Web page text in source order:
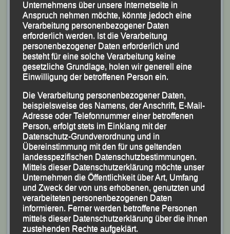
gestellter Frank Schneider mit neuer persönlicher
Bestzeit von 32:15,32 Minuten Rang Sieben bei den
Süddeutschen und den Bayerischen Meisterschaften.
LG-Trainer Mario Bernhardt, erstmals wieder bei
Bahnmeisterschaften am Start belegte mit seiner
Endzeit von 35:56,97 Minuten letztlich Rang Neun bei
der Süddeutschen.
Unternehmens über unsere Internetseite in
Anspruch nehmen möchte, könnte jedoch eine
Verarbeitung personenbezogener Daten
erforderlich werden. Ist die Verarbeitung
personenbezogener Daten erforderlich und
besteht für eine solche Verarbeitung keine
gesetzliche Grundlage, holen wir generell eine
Einwilligung der betroffenen Person ein.
Die Verarbeitung personenbezogener Daten,
beispielsweise des Namens, der Anschrift, E-Mail-
Adresse oder Telefonnummer einer betroffenen
Person, erfolgt stets im Einklang mit der
Datenschutz-Grundverordnung und in
Übereinstimmung mit den für uns geltenden
landesspezifischen Datenschutzbestimmungen.
Mittels dieser Datenschutzerklärung möchte unser
Unternehmen die Öffentlichkeit über Art, Umfang
und Zweck der von uns erhobenen, genutzten und
verarbeiteten personenbezogenen Daten
informieren. Ferner werden betroffene Personen
mittels dieser Datenschutzerklärung über die ihnen
zustehenden Rechte aufgeklärt.